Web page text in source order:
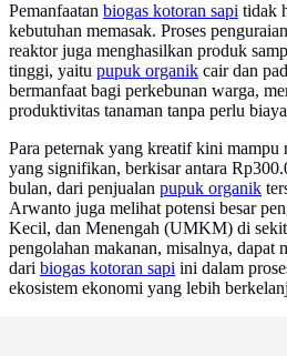
Pemanfaatan biogas kotoran sapi tidak
kebutuhan memasak. Proses
reaktor juga menghasilkan produk
tinggi, yaitu pupuk organik cair dan
bermanfaat bagi perkebunan warga,
produktivitas tanaman tanpa perlu
Para peternak yang kreatif kini mampu
yang signifikan, berkisar antara
bulan, dari penjualan pupuk organik
Arwanto juga melihat potensi besar
Kecil, dan Menengah (UMKM) di
pengolahan makanan, misalnya, dapat
dari biogas kotoran sapi ini dalam
ekosistem ekonomi yang lebih